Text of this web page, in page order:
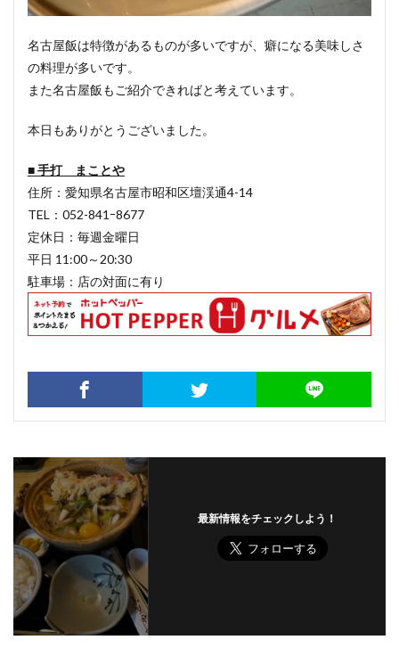
名古屋飯は特徴があるものが多いですが、癖になる美味しさ
の料理が多いです。
また名古屋飯もご紹介できればと考えています。
本日もありがとうございました。
■ 手打 まことや
住所：愛知県名古屋市昭和区壇渓通4-14
TEL：052-841ｰ8677
定休日：毎週金曜日
平日 11:00～20:30
駐車場：店の対面に有り
最新情報をチェックしよう！